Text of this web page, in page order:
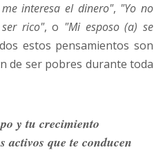
interesa el dinero", "Yo no
rico", o "Mi esposo (a) se
estos pensamientos son
de ser pobres durante toda
y tu crecimiento
activos que te conducen